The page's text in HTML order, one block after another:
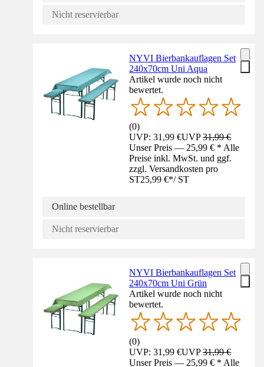
Nicht reservierbar
NYVI Bierbankauflagen Set
240x70cm Uni Aqua
Artikel wurde noch nicht
bewertet.
(0)
UVP: 31,99 €UVP31,99 €
Unser Preis — 25,99 € * Alle
Preise inkl. MwSt. und ggf.
zzgl. Versandkosten pro
ST25,99 €*/ ST
Online bestellbar
Nicht reservierbar
NYVI Bierbankauflagen Set
240x70cm Uni Grün
Artikel wurde noch nicht
bewertet.
(0)
UVP: 31,99 €UVP31,99 €
Unser Preis — 25,99 € * Alle